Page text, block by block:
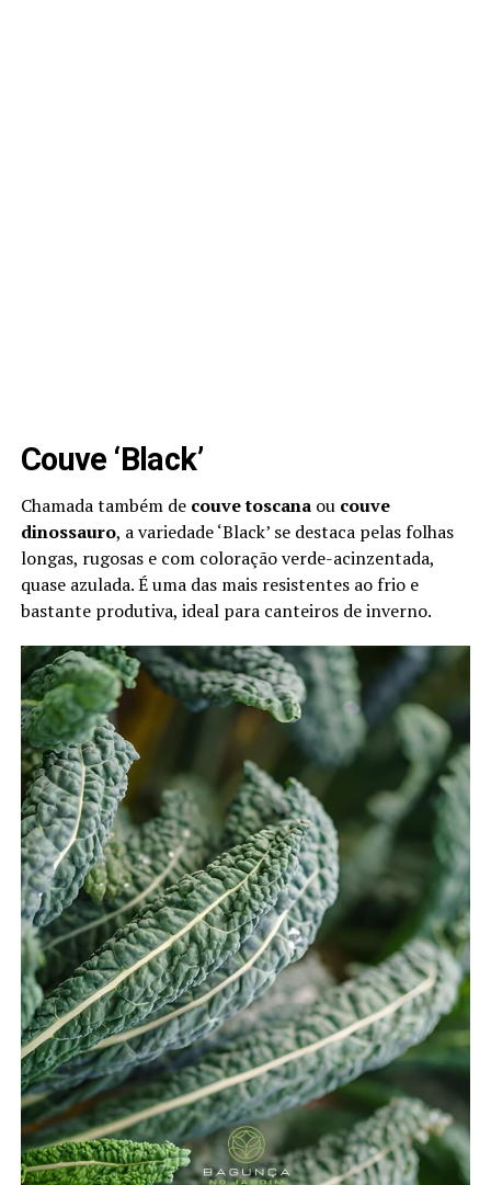
Couve ‘Black’
Chamada também de couve toscanaou couve
dinossauro, a variedade ‘Black’ se destaca pelas folhas
longas, rugosas e com coloração verde-acinzentada,
quase azulada. É uma das mais resistentes ao frio e
bastante produtiva, ideal para canteiros de inverno.